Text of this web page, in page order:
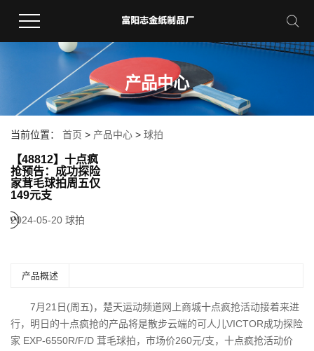
产品中心
当前位置： 首页 > 产品中心 > 球拍
【48812】十点疯
抢预告：成功探险
家茸毛球拍周五仅
149元支
2024-05-20 球拍
产品概述
7月21日(周五)，楚天运动频道网上商城十点疯抢活动接着来进
行，明日的十点疯抢的产品将是散步云端的可人儿VICTOR成功探险
家 EXP-6550R/F/D 茸毛球拍，市场价260元/支，十点疯抢活动价